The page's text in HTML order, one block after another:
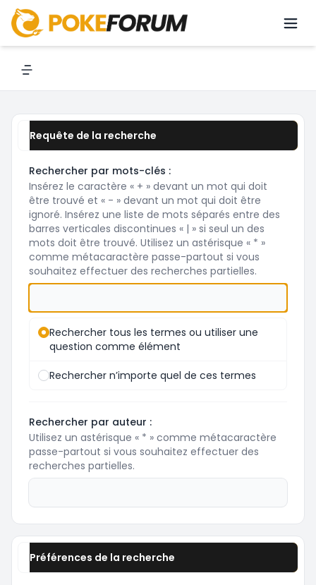
Rechercher
Navigation menu
Requête de la recherche
Rechercher par mots-clés :
Insérez le caractère « + » devant un mot qui doit
être trouvé et « - » devant un mot qui doit être
ignoré. Insérez une liste de mots séparés entre des
barres verticales discontinues « | » si seul un des
mots doit être trouvé. Utilisez un astérisque « * »
comme métacaractère passe-partout si vous
souhaitez effectuer des recherches partielles.
Rechercher tous les termes ou utiliser une
question comme élément
Rechercher n’importe quel de ces termes
Rechercher par auteur :
Utilisez un astérisque « * » comme métacaractère
passe-partout si vous souhaitez effectuer des
recherches partielles.
Préférences de la recherche